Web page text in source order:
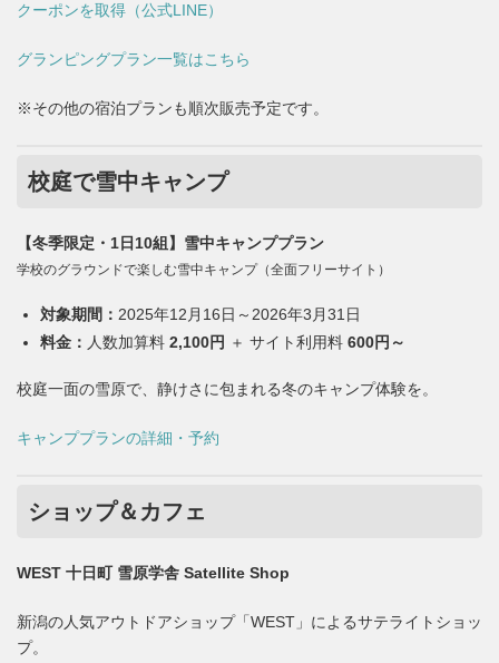
クーポンを取得（公式LINE）
グランピングプラン一覧はこちら
※その他の宿泊プランも順次販売予定です。
校庭で雪中キャンプ
【冬季限定・1日10組】雪中キャンププラン
学校のグラウンドで楽しむ雪中キャンプ（全面フリーサイト）
対象期間： 2025年12月16日～2026年3月31日
料金： 人数加算料 2,100円 ＋ サイト利用料 600円～
校庭一面の雪原で、静けさに包まれる冬のキャンプ体験を。
キャンププランの詳細・予約
ショップ＆カフェ
WEST 十日町 雪原学舎 Satellite Shop
新潟の人気アウトドアショップ「WEST」によるサテライトショッ
プ。